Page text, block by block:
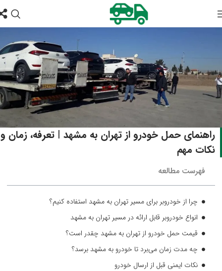
راهنمای حمل خودرو از تهران به مشهد | تعرفه، زمان و
نکات مهم
فهرست مطالعه
چرا از خودروبر برای مسیر تهران به مشهد استفاده کنیم؟
انواع خودروبر قابل ارائه در مسیر تهران به مشهد
قیمت حمل خودرو از تهران به مشهد چقدر است؟
چه مدت زمان می‌برد تا خودرو به مشهد برسد؟
نکات ایمنی قبل از ارسال خودرو